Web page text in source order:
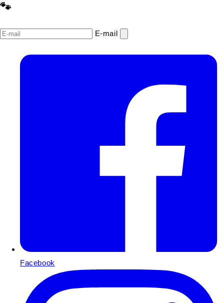
🐾
E‑mail
Facebook